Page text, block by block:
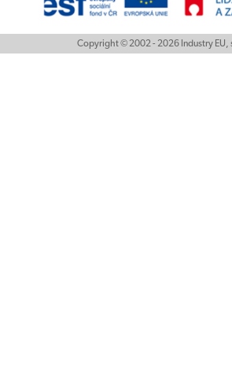
Copyright © 2002 - 2026 Industry EU,